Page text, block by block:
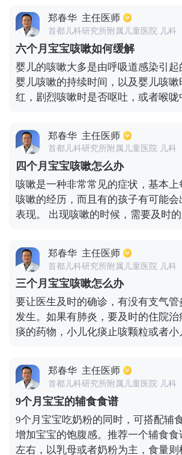
就能添加点块茎蔬果以及水果。宝宝
时候，就能慢慢给宝宝适当添加点动
见的有豆制品，蛋类，鱼类等，在这
给宝宝补充乳类，分量保持在600到
以吃四次奶，另外还能吃点肉末，
泥等。
郑春华 主任医师
首都儿科研究所附属儿童医院 儿科
六个月宝宝咳嗽如何缓解
婴儿的咳嗽大多是由呼吸道感染引
婴儿咳嗽的持续时间，以及婴儿咳
红，剧烈咳嗽时是否呕吐，或者喉咙
鸦的回声。如果婴儿咳嗽时间少于1
微，可口服镇咳祛痰药物，如覃逸精
小可儿凌川口服液，以缓解症状。如
嗽，喉咙有痰或剧烈咳嗽时呕吐，这
支原体感染引起的，需要进行血常
菌感染，给予头孢菌素类抗炎药；如
染，给予克拉霉素或罗红霉素治疗，
郑春华 主任医师
首都儿科研究所附属儿童医院 儿科
四个月宝宝咳嗽怎么办
咳嗽是一种非常常见的症状，基本
咳嗽的经历，而且有的孩子有可能
表现。 出现咳嗽的时候，需要及时
现咳嗽及时的进行治疗，同时也需要
其他的症状，根据症状进行对症治疗
酰半胱氨酸可作为儿童化痰止咳的药
保持室内湿度较高，经常轻拍背部，
雾化吸入儿童，缓解咳嗽症状，有
排出体外。 如果咳嗽症状在2-3天后
至恶化，你需要去医院做胸部x光检
染。
郑春华 主任医师
首都儿科研究所附属儿童医院 儿科
三个月宝宝咳嗽怎么办
要让医生及时的确诊，有没有支气
发生。如果有肺炎，要及时的住院
痰的药物，小儿化痰止咳颗粒或者小
注意监测体温，以免发烧，一般一周
轻拍宝宝后背，上下左右都要拍拍，
咳出。
郑春华 主任医师
首都儿科研究所附属儿童医院 儿科
9个月宝宝的辅食食谱
9个月宝宝吃奶粉的同时，可搭配辅
增加宝宝的饱腹感。推荐一个辅食食
左右，以乳母或者奶粉为主，食量则